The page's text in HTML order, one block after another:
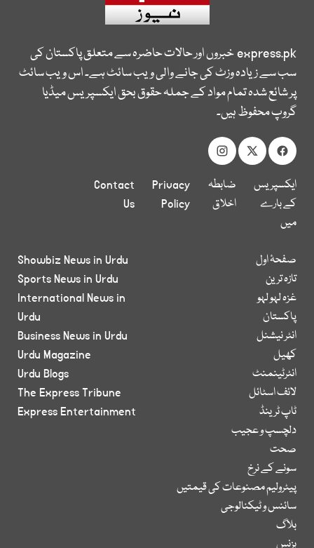
express.pkخبروں اور حالات حاضرہ سے متعلق پاکستان کی
سب سے زیادہ وزٹ کی جانے والی ویب سائٹ ہے۔ اس ویب سائٹ
پر شائع شدہ تمام مواد کے جملہ حقوق بحق ایکسپریس میڈیا
گروپ محفوظ ہیں۔
ایکسپریس
کے بارے
میں
ضابطہ
اخلاق
Privacy
Policy
Contact
Us
صفحۂ اول
تازہ ترین
غزہ لہو لہو
پاکستان
انٹر نیشنل
کھیل
انٹرٹینمنٹ
لائف اسٹائل
ٹاپ ٹرینڈ
دلچسپ و عجیب
صحت
سونے کے نرخ
پیٹرولیم مصنوعات کی قیمتیں
سائنس و ٹیکنالوجی
بلاگ
بزنس
Showbiz News in Urdu
Sports News in Urdu
International News in
Urdu
Business News in Urdu
Urdu Magazine
Urdu Blogs
The Express Tribune
Express Entertainment